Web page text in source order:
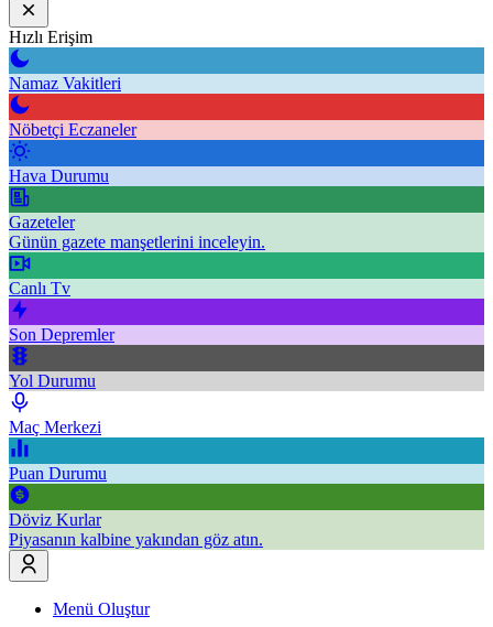
Hızlı Erişim
Namaz Vakitleri
Nöbetçi Eczaneler
Hava Durumu
Gazeteler
Günün gazete manşetlerini inceleyin.
Canlı Tv
Son Depremler
Yol Durumu
Maç Merkezi
Puan Durumu
Döviz Kurlar
Piyasanın kalbine yakından göz atın.
Menü Oluştur